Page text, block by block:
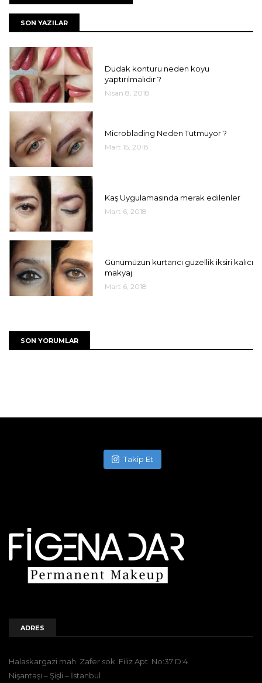
SON YAZILAR
Dudak konturu neden koyu
yaptırılmalıdır ?
Nisan 8, 2018
Microblading Neden Tutmuyor ?
Mart 15, 2018
Kaş Uygulamasında merak edilenler
Mart 6, 2018
Günümüzün kurtarıcı güzellik iksiri kalıcı
makyaj
Mart 6, 2018
SON YORUMLAR
Takip Et
ADRES
Halaskargazi mah. Zafer sok. Filiz Apt. No:37 D:4
Nişantaşı – Şişli – İstanbul